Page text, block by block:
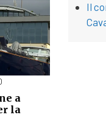
a
la
Il